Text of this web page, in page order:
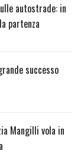
autostrade: in
partenza
successo
Mangilli vola in